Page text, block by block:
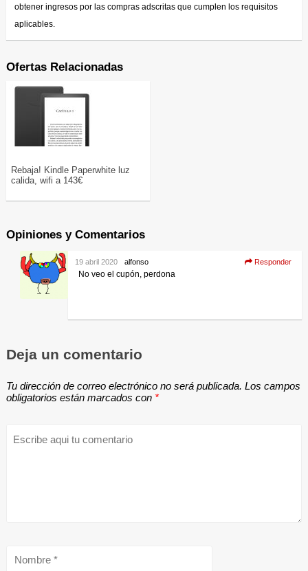
obtener ingresos por las compras adscritas que cumplen los requisitos
aplicables.
Ofertas Relacionadas
Rebaja! Kindle Paperwhite luz
calida, wifi a 143€
Opiniones y Comentarios
alfonso
19 abril 2020 Responder
No veo el cupón, perdona
Deja un comentario
Tu dirección de correo electrónico no será publicada. Los campos
obligatorios están marcados con *